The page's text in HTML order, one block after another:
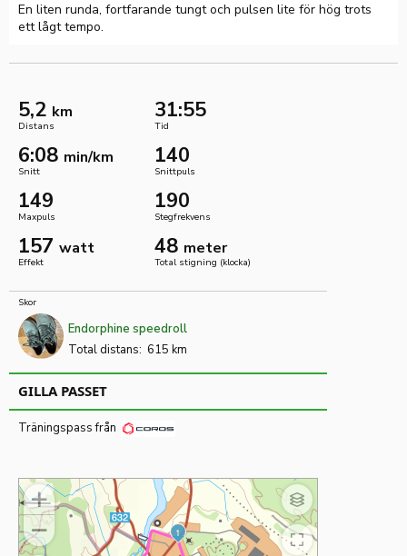
En liten runda, fortfarande tungt och pulsen lite för hög trots
ett lågt tempo.
5,2 km
Distans
31:55
Tid
6:08 min/km
Snitt
140
Snittpuls
149
Maxpuls
190
Stegfrekvens
157 watt
Effekt
48 meter
Total stigning (klocka)
Skor
Endorphine speedroll
Total distans: 615 km
GILLA PASSET
Träningspass från
1
Visa
Avsluta